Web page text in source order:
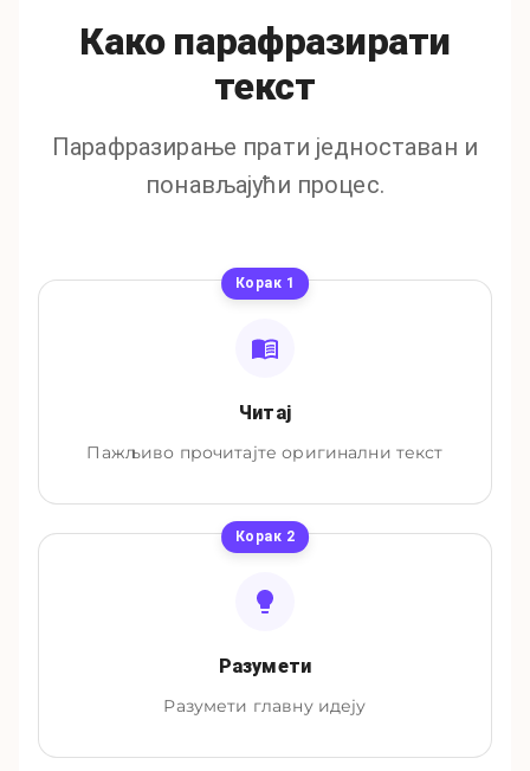
Како парафразирати
текст
Парафразирање прати једноставан и
понављајући процес.
Корак 1
Читај
Пажљиво прочитајте оригинални текст
Корак 2
Разумети
Разумети главну идеју